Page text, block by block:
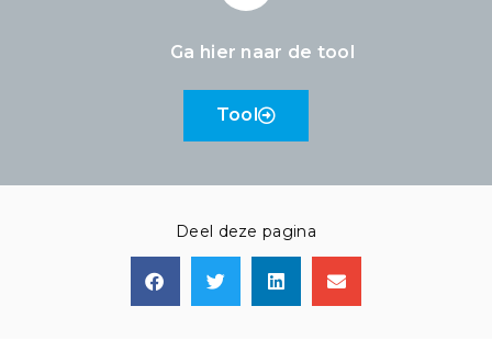
Ga hier naar de tool
Tool
Deel deze pagina